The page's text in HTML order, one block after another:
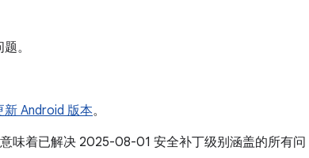
。
新 Android 版本。
味着已解决 2025-08-01 安全补丁级别涵盖的所有问